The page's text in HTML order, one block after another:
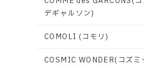
デギャルソン)
COMOLI (コモリ)
COSMIC WONDER(コズミ